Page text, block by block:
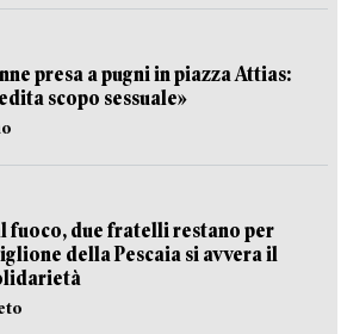
presa a pugni in piazza Attias:
scopo sessuale»
fuoco, due fratelli restano per
della Pescaia si avvera il